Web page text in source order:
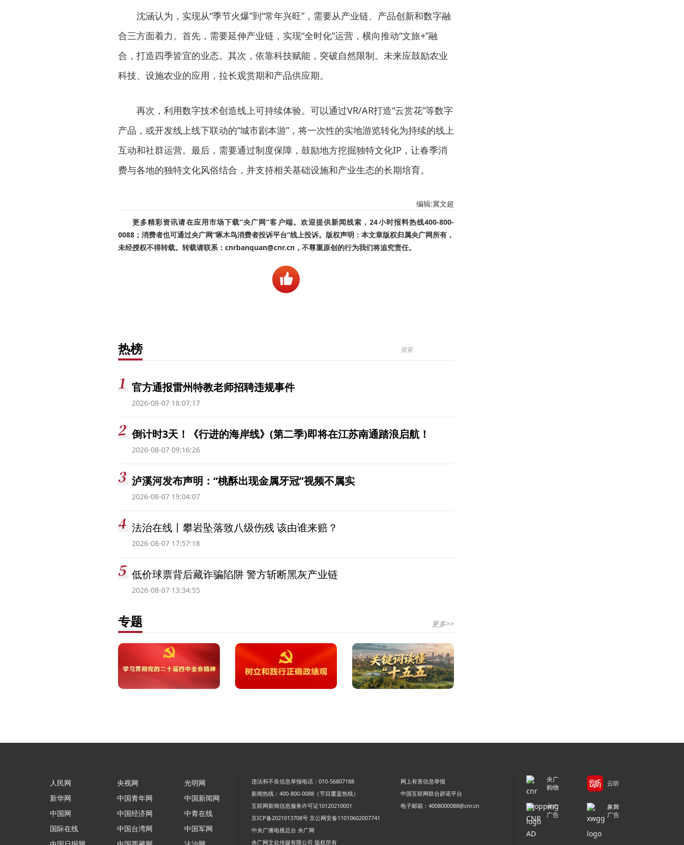
沈涵认为，实现从“季节火爆”到“常年兴旺”，需要从产业链、产品创新和数字融
合三方面着力。首先，需要延伸产业链，实现“全时化”运营，横向推动“文旅+”融
合，打造四季皆宜的业态。其次，依靠科技赋能，突破自然限制。未来应鼓励农业
科技、设施农业的应用，拉长观赏期和产品供应期。
再次，利用数字技术创造线上可持续体验。可以通过VR/AR打造“云赏花”等数字
产品，或开发线上线下联动的“城市剧本游”，将一次性的实地游览转化为持续的线上
互动和社群运营。最后，需要通过制度保障，鼓励地方挖掘独特文化IP，让春季消
费与各地的独特文化风俗结合，并支持相关基础设施和产业生态的长期培育。
编辑:冀文超
更多精彩资讯请在应用市场下载“央广网”客户端。欢迎提供新闻线索，24小时报料热线400-800-
0088；消费者也可通过央广网“啄木鸟消费者投诉平台”线上投诉。版权声明：本文章版权归属央广网所有，
未经授权不得转载。转载请联系：cnrbanquan@cnr.cn，不尊重原创的行为我们将追究责任。
热榜
官方通报雷州特教老师招聘违规事件
2026-08-07 18:07:17
倒计时3天！《行进的海岸线》(第二季)即将在江苏南通踏浪启航！
2026-08-07 09:16:26
泸溪河发布声明：“桃酥出现金属牙冠”视频不属实
2026-08-07 19:04:07
法治在线丨攀岩坠落致八级伤残 该由谁来赔？
2026-08-07 17:57:18
低价球票背后藏诈骗陷阱 警方斩断黑灰产业链
2026-08-07 13:34:55
专题 更多>>
人民网
新华网
中国网
国际在线
央视网
中国青年网
中国经济网
中国台湾网
光明网
中国新闻网
中青在线
中国军网
违法和不良信息举报电话：010-56807188
网上有害信息举报
新闻热线：400-800-0088（节目覆盖热线）
中国互联网联合辟谣平台
互联网新闻信息服务许可证10120210001
电子邮箱：4008000088@cnr.cn
京ICP备2021013708号 京公网安备11010602007741
中央广播电视总台 央广网
央广网文化传媒有限公司 版权所有
央广
购物
云听
央广
广告
象舞
广告